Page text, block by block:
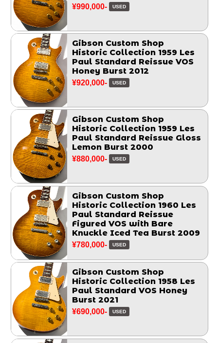
¥990,000- USED
Gibson Custom Shop
Historic Collection 1959 Les
Paul Standard Reissue VOS
Honey Burst 2012
¥920,000- USED
Gibson Custom Shop
Historic Collection 1959 Les
Paul Standard Reissue Gloss
Lemon Burst 2000
¥880,000- USED
Gibson Custom Shop
Historic Collection 1960 Les
Paul Standard Reissue
Figured VOS with Bare
Knuckle Iced Tea Burst 2009
¥780,000- USED
Gibson Custom Shop
Historic Collection 1958 Les
Paul Standard VOS Honey
Burst 2021
¥690,000- USED